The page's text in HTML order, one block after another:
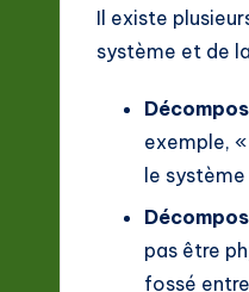
Il existe
système et de
exemple,
le
pas être
fossé